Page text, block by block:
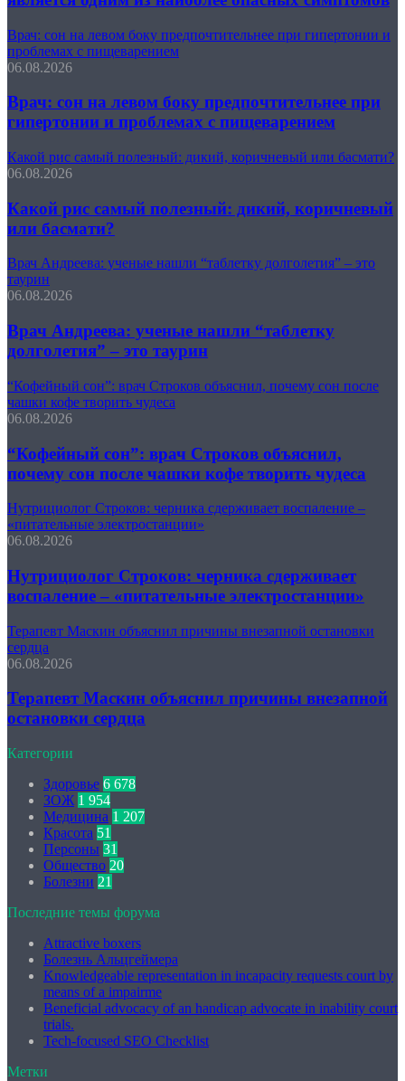
Врач: сон на левом боку предпочтительнее при гипертонии и
проблемах с пищеварением
06.08.2026
Врач: сон на левом боку предпочтительнее при
гипертонии и проблемах с пищеварением
Какой рис самый полезный: дикий, коричневый или басмати?
06.08.2026
Какой рис самый полезный: дикий, коричневый
или басмати?
Врач Андреева: ученые нашли “таблетку долголетия” – это
таурин
06.08.2026
Врач Андреева: ученые нашли “таблетку
долголетия” – это таурин
“Кофейный сон”: врач Строков объяснил, почему сон после
чашки кофе творить чудеса
06.08.2026
“Кофейный сон”: врач Строков объяснил,
почему сон после чашки кофе творить чудеса
Нутрициолог Строков: черника сдерживает воспаление –
«питательные электростанции»
06.08.2026
Нутрициолог Строков: черника сдерживает
воспаление – «питательные электростанции»
Терапевт Маскин объяснил причины внезапной остановки
сердца
06.08.2026
Терапевт Маскин объяснил причины внезапной
остановки сердца
Категории
Здоровье 6 678
ЗОЖ 1 954
Медицина 1 207
Красота 51
Персоны 31
Общество 20
Болезни 21
Последние темы форума
Attractive boxers
Болезнь Альцгеймера
Knowledgeable representation in incapacity requests court by
means of a impairme
Beneficial advocacy of an handicap advocate in inability court
trials.
Tech-focused SEO Checklist
Метки